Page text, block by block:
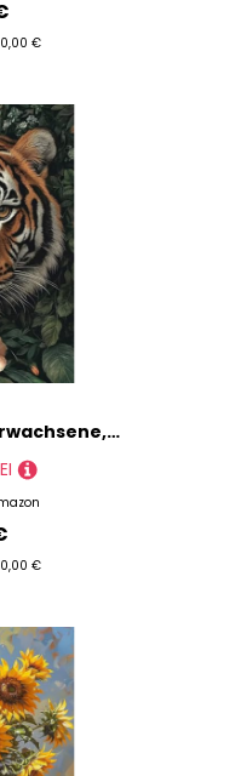
€
Diamond Painting Erwachsene, Diamond Painting Tiger Crystal Art Pflanzen Muster 5D DIY Diamant Malerei Cross Stitch Stickerei Basteln Erwachsene Set für Deko Wohnzimmer, Geschenke 60x80cm -ly25082QF
€